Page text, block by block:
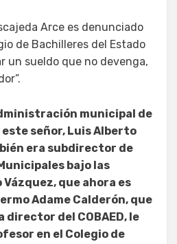
Arce es denunciado
de Bachilleres del Estado
un sueldo que no devenga,
municipal de
señor, Luis Alberto
era subdirector de
bajo las
que ahora es
Adame Calderón, que
director del COBAED, le
en el Colegio de